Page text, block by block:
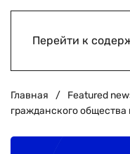
Перейти к
Главная Featured
гражданского